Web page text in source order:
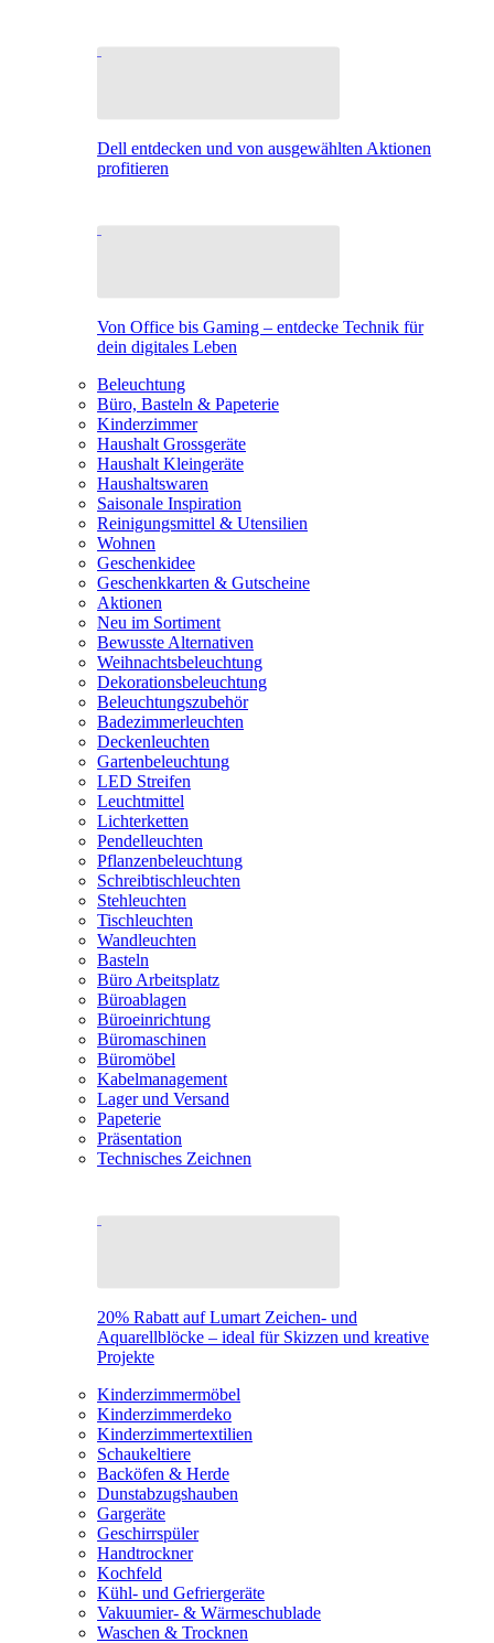
Dell entdecken und von ausgewählten Aktionen
profitieren
Von Office bis Gaming – entdecke Technik für
dein digitales Leben
Beleuchtung
Büro, Basteln & Papeterie
Kinderzimmer
Haushalt Grossgeräte
Haushalt Kleingeräte
Haushaltswaren
Saisonale Inspiration
Reinigungsmittel & Utensilien
Wohnen
Geschenkidee
Geschenkkarten & Gutscheine
Aktionen
Neu im Sortiment
Bewusste Alternativen
Weihnachtsbeleuchtung
Dekorationsbeleuchtung
Beleuchtungszubehör
Badezimmerleuchten
Deckenleuchten
Gartenbeleuchtung
LED Streifen
Leuchtmittel
Lichterketten
Pendelleuchten
Pflanzenbeleuchtung
Schreibtischleuchten
Stehleuchten
Tischleuchten
Wandleuchten
Basteln
Büro Arbeitsplatz
Büroablagen
Büroeinrichtung
Büromaschinen
Büromöbel
Kabelmanagement
Lager und Versand
Papeterie
Präsentation
Technisches Zeichnen
20% Rabatt auf Lumart Zeichen- und
Aquarellblöcke – ideal für Skizzen und kreative
Projekte
Kinderzimmermöbel
Kinderzimmerdeko
Kinderzimmertextilien
Schaukeltiere
Backöfen & Herde
Dunstabzugshauben
Gargeräte
Geschirrspüler
Handtrockner
Kochfeld
Kühl- und Gefriergeräte
Vakuumier- & Wärmeschublade
Waschen & Trocknen